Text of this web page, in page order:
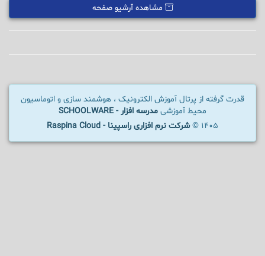
مشاهده آرشیو صفحه
قدرت گرفته از پرتال آموزش الکترونیک ، هوشمند سازی و اتوماسیون
محیط آموزشی مدرسه افزار - SCHOOLWARE
1405 ©
شرکت نرم افزاری راسپینا - Raspina Cloud